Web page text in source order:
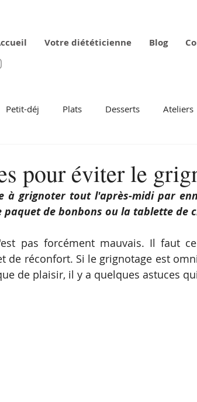
Votre diététicienne Blog
Petit-déj Plats Desserts Ateliers
pour éviter le
à grignoter tout l'après-midi par
paquet de bonbons ou la tablette de
pas forcément mauvais. Il faut
de réconfort. Si le grignotage est
de plaisir, il y a quelques astuces